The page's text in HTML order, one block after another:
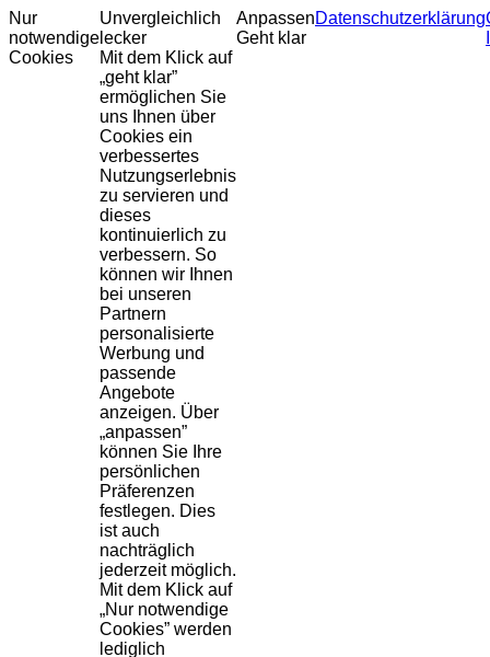
Nur
notwendige
Cookies
Unvergleichlich
lecker
Mit dem Klick auf
„geht klar”
ermöglichen Sie
uns Ihnen über
Cookies ein
verbessertes
Nutzungserlebnis
zu servieren und
dieses
kontinuierlich zu
verbessern. So
können wir Ihnen
bei unseren
Partnern
personalisierte
Werbung und
passende
Angebote
anzeigen. Über
„anpassen”
können Sie Ihre
persönlichen
Präferenzen
festlegen. Dies
ist auch
nachträglich
jederzeit möglich.
Mit dem Klick auf
„Nur notwendige
Cookies” werden
lediglich
Anpassen
Geht klar
Datenschutzerklärung